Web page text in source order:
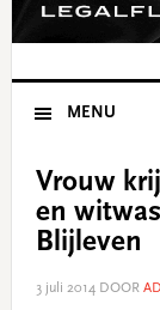
MENU
Vrouw
en
Blijleven
3 juli 2014DOOR